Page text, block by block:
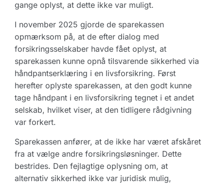
gange oplyst, at dette ikke var muligt.
I november 2025 gjorde de sparekassen
opmærksom på, at de efter dialog med
forsikringsselskaber havde fået oplyst, at
sparekassen kunne opnå tilsvarende sikkerhed via
håndpantserklæring i en livsforsikring. Først
herefter oplyste sparekassen, at den godt kunne
tage håndpant i en livsforsikring tegnet i et andet
selskab, hvilket viser, at den tidligere rådgivning
var forkert.
Sparekassen anfører, at de ikke har været afskåret
fra at vælge andre forsikringsløsninger. Dette
bestrides. Den fejlagtige oplysning om, at
alternativ sikkerhed ikke var juridisk mulig,